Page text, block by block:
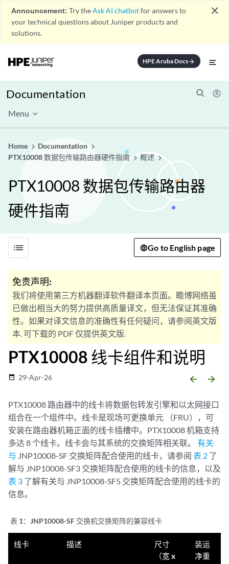
Announcement: Try theAsk AI chatbotfor answers to
your technical questions about Juniper products and
solutions.
close
HPE Aruba Docsarrow_forward
Documentation
Menu
Home
Documentation
PTX10008 数据包传输路由器硬件指南
概述
PTX10008 数据包传输路由器
硬件指南
list Go to English page
免责声明:
我们将使用第三方机器翻译软件翻译本页面。瞻博网络虽
已做出相当大的努力提供高质量译文，但无法保证其准确
性。如果对译文信息的准确性有任何疑问，请参阅英文版
本. 可下载的 PDF 仅提供英文版.
PTX10008 线卡组件和说明
date_range 29-Apr-26 arrow_backward arrow_forward
PTX10008 路由器中的线卡将数据包转发引擎和以太网接口
组合在一个组件中。线卡是现场可更换单元 （FRU），可
安装在路由器机箱正面的线卡插槽中。PTX10008 机箱支持
多达 8 个线卡。线卡会与其系统的交换矩阵相关联。 有关
与 JNP10008-SF 交换矩阵配合使用的线卡，请参阅 表 2 了
解与 JNP10008-SF3 交换矩阵配合使用的线卡的信息，以及
表 3 了解有关与 JNP10008-SF5 交换矩阵配合使用的线卡的
信息。
表 1： JNP10008-SF 交换机交换矩阵的兼容线卡
线卡 描述
尺寸
（宽 x
装运
净重